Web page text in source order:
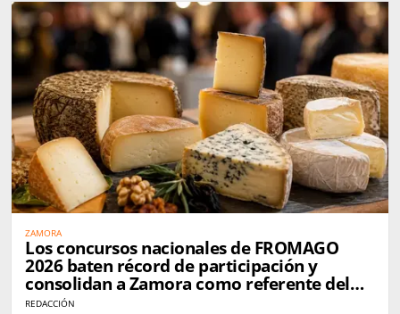
ZAMORA
Los concursos nacionales de FROMAGO
2026 baten récord de participación y
consolidan a Zamora como referente del
queso en España
REDACCIÓN